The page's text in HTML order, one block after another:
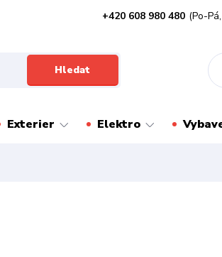
Hledat
+420 608 980 480 (Po-
Exterier Elektro